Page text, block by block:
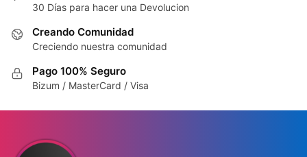
30 Días para hacer una Devolucion
Creando Comunidad
Creciendo nuestra comunidad
Pago 100% Seguro
Bizum / MasterCard / Visa